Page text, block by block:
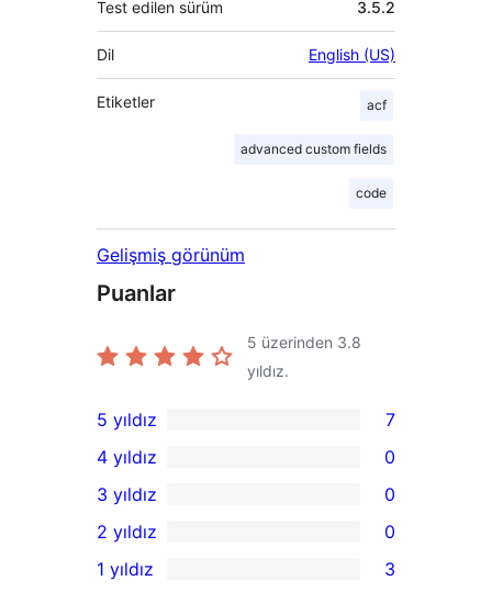
Test edilen sürüm 3.5.2
Dil English (US)
Etiketler acf
advanced custom fields
code
Gelişmiş görünüm
Puanlar
5 üzerinden 3.8
yıldız.
7
5
yıldızlı
inceleme
5 yıldız 7
4
yıldızlı
inceleme
4 yıldız 0
0
3
yıldızlı
3 yıldız 0
2
2 yıldız 0
1 yıldız 3